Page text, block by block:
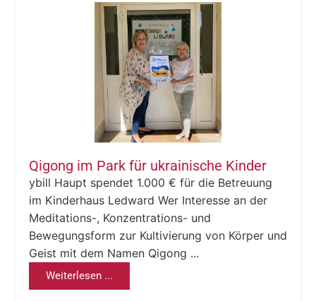
Qigong im Park für ukrainische Kinder
ybill Haupt spendet 1.000 € für die Betreuung
im Kinderhaus Ledward Wer Interesse an der
Meditations-, Konzentrations- und
Bewegungsform zur Kultivierung von Körper und
Geist mit dem Namen Qigong ...
Weiterlesen ...